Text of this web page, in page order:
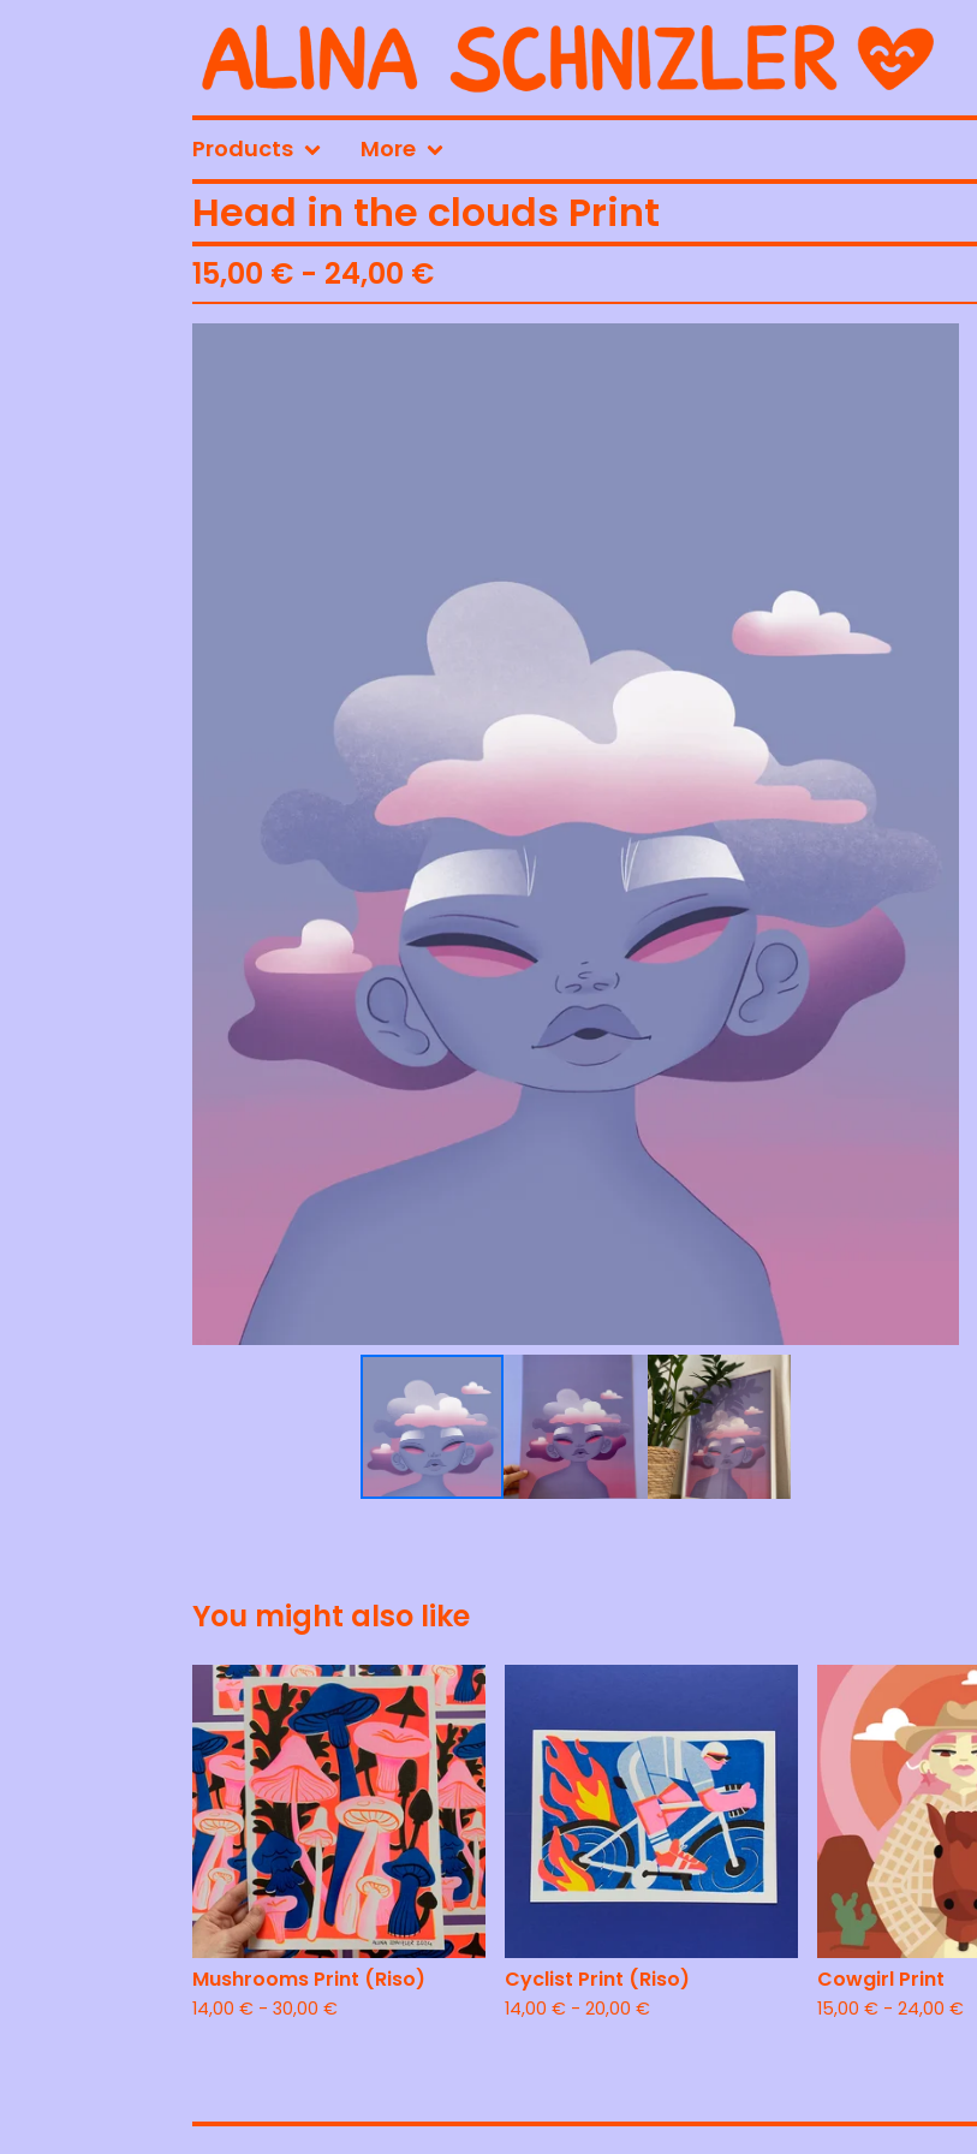
Products More
Head in the clouds Print
15,00 € - 24,00 €
You might also like
Mushrooms Print (Riso)
14,00 € - 30,00 €
Cyclist Print (Riso)
14,00 € - 20,00 €
Cowgirl Print
15,00 € - 24,00 €